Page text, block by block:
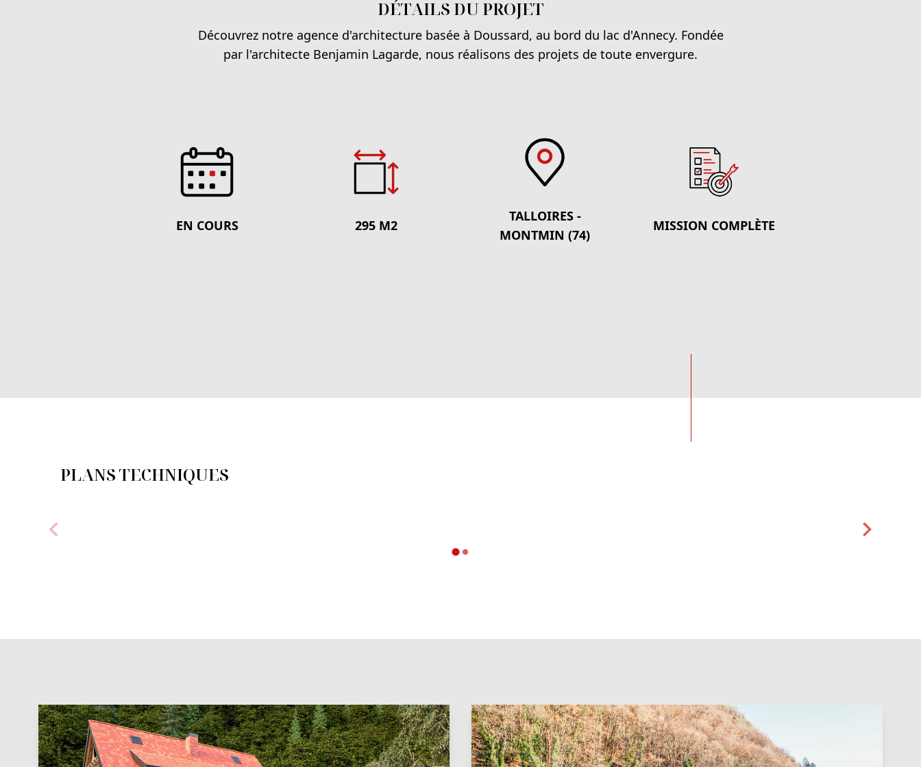
DÉTAILS DU PROJET
Découvrez notre agence d'architecture basée à Doussard, au bord du lac d'Annecy. Fondée
par l'architecte Benjamin Lagarde, nous réalisons des projets de toute envergure.
EN COURS 295 M2
TALLOIRES -
MONTMIN (74)
MISSION COMPLÈTE
PLANS TECHNIQUES